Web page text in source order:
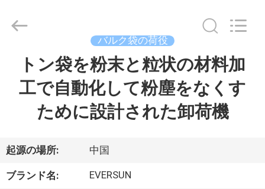
ダ
ク
2020
Machinery
バルク袋の荷役
トン袋を粉末と粒状の材料加
工で自動化して粉塵をなくす
ために設計された卸荷機
起源の場所: 中国
ブランド名: EVERSUN